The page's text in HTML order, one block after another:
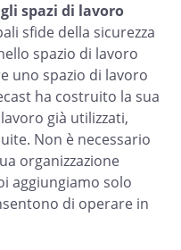
spazi di lavoro
sfide della sicurezza
spazio di lavoro
uno spazio di lavoro
ha costruito la sua
già utilizzati,
Non è necessario
organizzazione
aggiungiamo solo
di operare in